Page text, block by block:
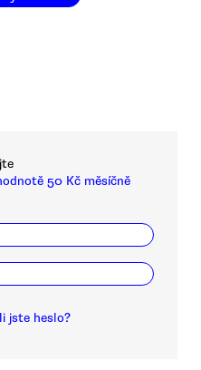
50 Kč měsíčně
jste heslo?